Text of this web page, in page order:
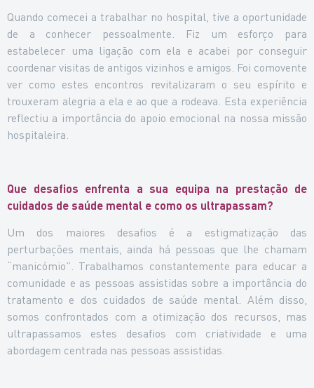
Quando comecei a trabalhar no hospital, tive a oportunidade
de a conhecer pessoalmente. Fiz um esforço para
estabelecer uma ligação com ela e acabei por conseguir
coordenar visitas de antigos vizinhos e amigos. Foi comovente
ver como estes encontros revitalizaram o seu espírito e
trouxeram alegria a ela e ao que a rodeava. Esta experiência
reflectiu a importância do apoio emocional na nossa missão
hospitaleira.
Que desafios enfrenta a sua equipa na prestação de
cuidados de saúde mental e como os ultrapassam?
Um dos maiores desafios é a estigmatização das
perturbações mentais, ainda há pessoas que lhe chamam
“manicómio”. Trabalhamos constantemente para educar a
comunidade e as pessoas assistidas sobre a importância do
tratamento e dos cuidados de saúde mental. Além disso,
somos confrontados com a otimização dos recursos, mas
ultrapassamos estes desafios com criatividade e uma
abordagem centrada nas pessoas assistidas.